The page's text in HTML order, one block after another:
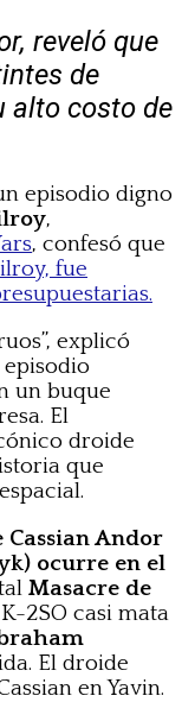
reveló que
de
alto costo de
episodio digno
,
, confesó que
fue
explicó
un buque
El
droide
que
Andor
ocurre en el
Masacre de
2SO casi mata
El droide
en Yavin.